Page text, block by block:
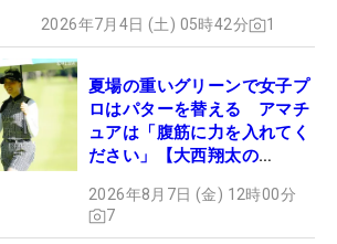
2026年7月4日 (土) 05時42分 1
夏場の重いグリーンで女子プ
ロはパターを替える アマチ
ュアは「腹筋に力を入れてく
ださい」【大西翔太の
2026年8月7日 (金) 12時00分
7